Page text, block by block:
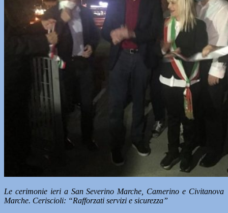
Le cerimonie ieri a San Severino Marche, Camerino e Civitanova
Marche. Ceriscioli: “Rafforzati servizi e sicurezza”